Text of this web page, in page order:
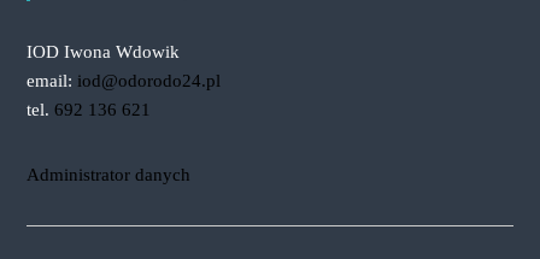
IOD Iwona Wdowik
email: iod@odorodo24.pl
tel. 692 136 621
Administrator danych